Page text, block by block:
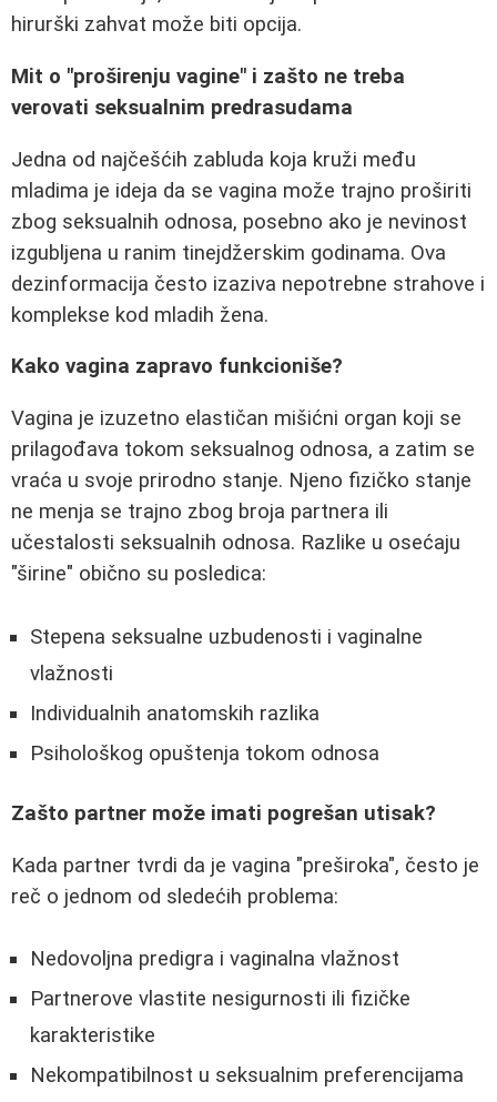
hirurški zahvat može biti opcija.
Mit o "proširenju vagine" i zašto ne treba
verovati seksualnim predrasudama
Jedna od najčešćih zabluda koja kruži među
mladima je ideja da se vagina može trajno proširiti
zbog seksualnih odnosa, posebno ako je nevinost
izgubljena u ranim tinejdžerskim godinama. Ova
dezinformacija često izaziva nepotrebne strahove i
komplekse kod mladih žena.
Kako vagina zapravo funkcioniše?
Vagina je izuzetno elastičan mišićni organ koji se
prilagođava tokom seksualnog odnosa, a zatim se
vraća u svoje prirodno stanje. Njeno fizičko stanje
ne menja se trajno zbog broja partnera ili
učestalosti seksualnih odnosa. Razlike u osećaju
"širine" obično su posledica:
Stepena seksualne uzbudenosti i vaginalne
vlažnosti
Individualnih anatomskih razlika
Psihološkog opuštenja tokom odnosa
Zašto partner može imati pogrešan utisak?
Kada partner tvrdi da je vagina "preširoka", često je
reč o jednom od sledećih problema:
Nedovoljna predigra i vaginalna vlažnost
Partnerove vlastite nesigurnosti ili fizičke
karakteristike
Nekompatibilnost u seksualnim preferencijama